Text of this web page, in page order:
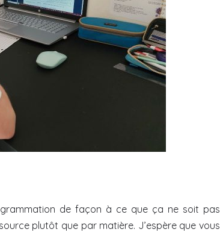
de façon à ce que ça ne soit pas
plutôt que par matière. J’espère que vous